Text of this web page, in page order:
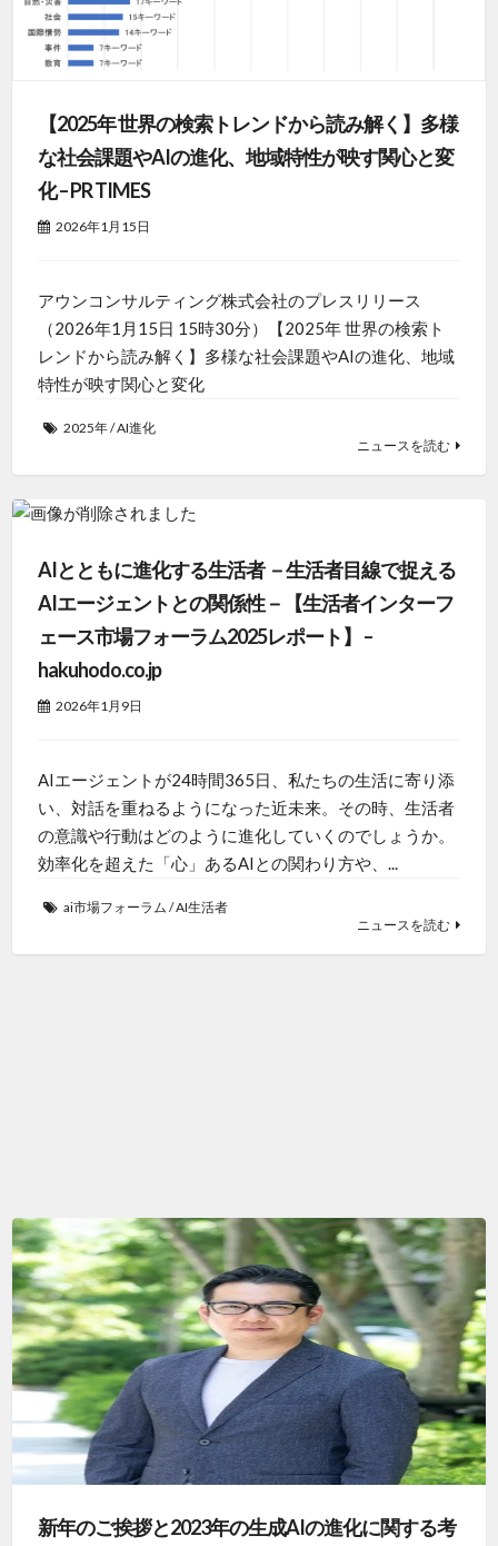
【2025年 世界の検索トレンドから読み解く】多様
な社会課題やAIの進化、地域特性が映す関心と変
化 – PR TIMES
2026年1月15日
アウンコンサルティング株式会社のプレスリリース
（2026年1月15日 15時30分）【2025年 世界の検索ト
レンドから読み解く】多様な社会課題やAIの進化、地域
特性が映す関心と変化
2025年/AI進化
ニュースを読む
AIとともに進化する生活者 －生活者目線で捉える
AIエージェントとの関係性－【生活者インターフ
ェース市場フォーラム2025レポート】 –
hakuhodo.co.jp
2026年1月9日
AIエージェントが24時間365日、私たちの生活に寄り添
い、対話を重ねるようになった近未来。その時、生活者
の意識や行動はどのように進化していくのでしょうか。
効率化を超えた「心」あるAIとの関わり方や、...
ai市場フォーラム /AI生活者
ニュースを読む
新年のご挨拶と2023年の生成AIの進化に関する考